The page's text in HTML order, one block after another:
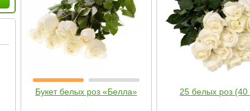
Букет белых роз «Белла» 25 белых роз (40